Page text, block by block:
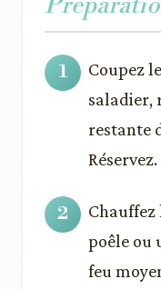
Coupez
saladier,
restante
Réservez.
Chauffez
poêle ou
feu